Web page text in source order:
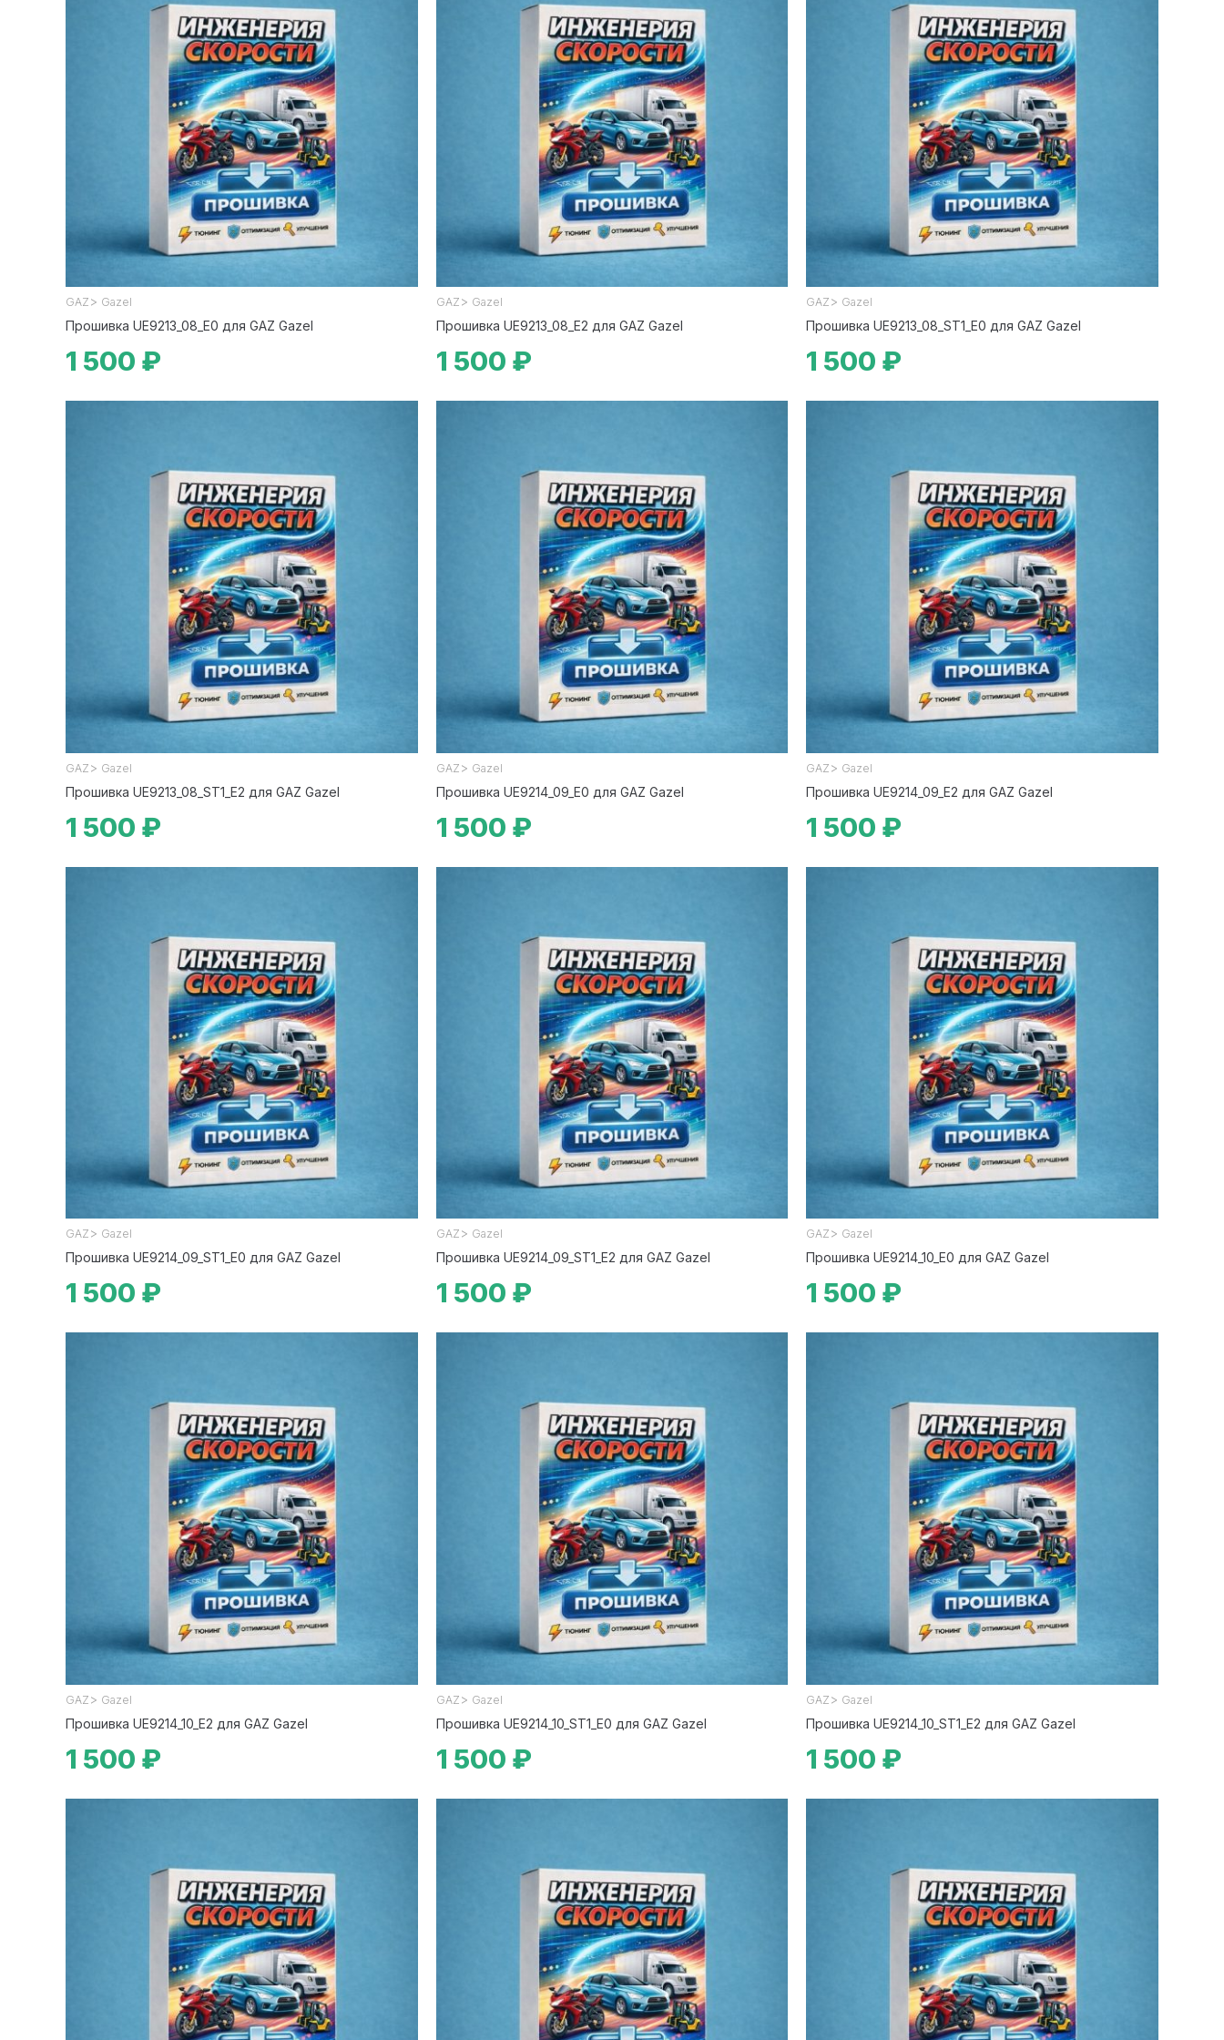
GAZ > Gazel
Прошивка UE9213_08_E0 для GAZ Gazel
1 500 ₽
GAZ > Gazel
Прошивка UE9213_08_E2 для GAZ Gazel
1 500 ₽
GAZ > Gazel
Прошивка UE9213_08_ST1_E0 для GAZ Gazel
1 500 ₽
GAZ > Gazel
Прошивка UE9213_08_ST1_E2 для GAZ Gazel
1 500 ₽
GAZ > Gazel
Прошивка UE9214_09_E0 для GAZ Gazel
1 500 ₽
GAZ > Gazel
Прошивка UE9214_09_E2 для GAZ Gazel
1 500 ₽
GAZ > Gazel
Прошивка UE9214_09_ST1_E0 для GAZ Gazel
1 500 ₽
GAZ > Gazel
Прошивка UE9214_09_ST1_E2 для GAZ Gazel
1 500 ₽
GAZ > Gazel
Прошивка UE9214_10_E0 для GAZ Gazel
1 500 ₽
GAZ > Gazel
Прошивка UE9214_10_E2 для GAZ Gazel
1 500 ₽
GAZ > Gazel
Прошивка UE9214_10_ST1_E0 для GAZ Gazel
1 500 ₽
GAZ > Gazel
Прошивка UE9214_10_ST1_E2 для GAZ Gazel
1 500 ₽